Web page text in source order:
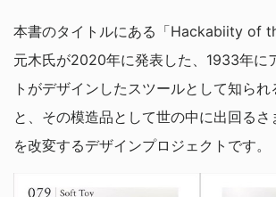
本書のタイトルにある「Hackabiity of
元木氏が2020年に発表した、1933年に
トがデザインしたスツールとして知られ
と、その模造品として世の中に出回る
を改変するデザインプロジェクトです。